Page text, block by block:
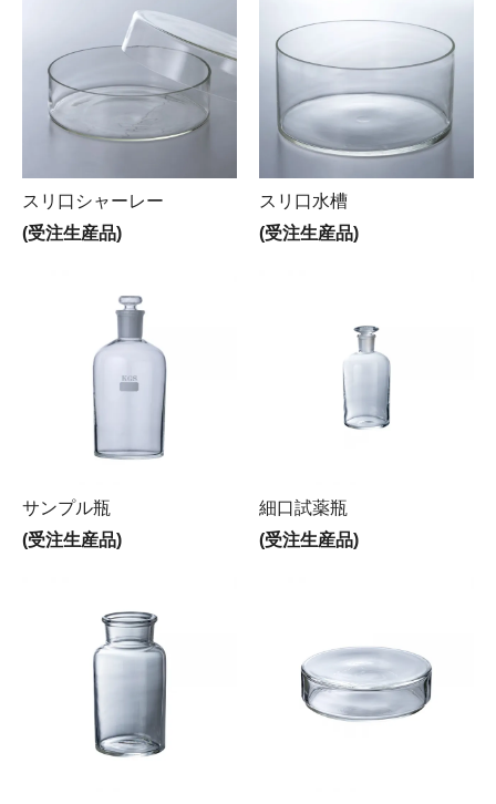
スリ口シャーレー
(受注生産品)
スリ口水槽
(受注生産品)
サンプル瓶
(受注生産品)
細口試薬瓶
(受注生産品)